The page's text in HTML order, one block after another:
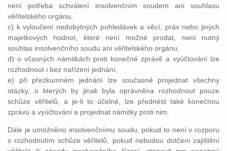
není potřeba schválení insolvenčním soudem ani souhlasu
věřitelského orgánu,
c) k vyloučení nedobytných pohledávek a věcí, práv nebo jiných
majetkových hodnot, které není možné prodat, není nutný
souhlas insolvenčního soudu ani věřitelského orgánu,
d) o včasných námitkách proti konečné zprávě a vyúčtování lze
rozhodnout i bez nařízení jednání,
e) při přezkumném jednání lze současně projednat všechny
otázky, o kterých by jinak byla oprávněna rozhodnout pouze
schůze věřitelů, a je-li to účelné, lze přednést také konečnou
zprávu a vyúčtování a projednat námitky proti nim.
Dále je umožněno insolvenčnímu soudu, pokud to není v rozporu
s rozhodnutím schůze věřitelů, pokud nebudou dotčeni zajištění